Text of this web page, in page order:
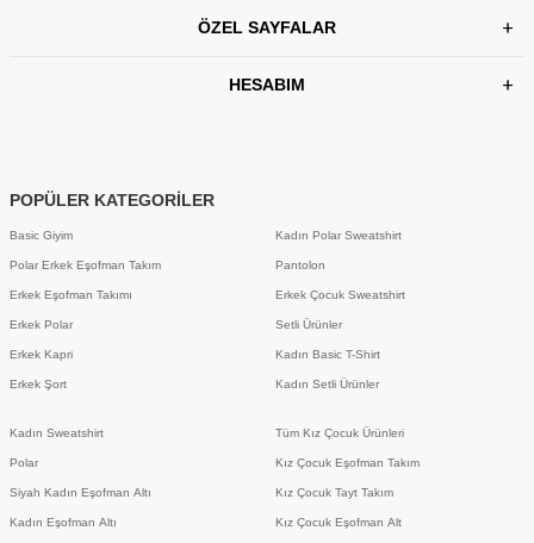
ÖZEL SAYFALAR
HESABIM
POPÜLER KATEGORİLER
Basic Giyim
Polar Erkek Eşofman Takım
Erkek Eşofman Takımı
Erkek Polar
Erkek Kapri
Erkek Şort
Kadın Sweatshirt
Polar
Siyah Kadın Eşofman Altı
Kadın Eşofman Altı
Kadın Polar Sweatshirt
Pantolon
Erkek Çocuk Sweatshirt
Setli Ürünler
Kadın Basic T-Shirt
Kadın Setli Ürünler
Tüm Kız Çocuk Ürünleri
Kız Çocuk Eşofman Takım
Kız Çocuk Tayt Takım
Kız Çocuk Eşofman Alt